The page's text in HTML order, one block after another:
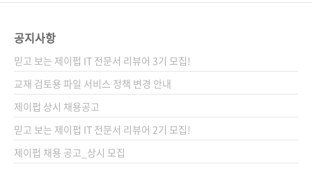
임) ..
일용 게임 제작에 포커스를 맞춘 책이라 많은 독
유니티에 대한 기본적인 소개와 책을 따라 하기
위한 필수 기술들을 익히도록 하고, 이어
Snake, Jumping Owl, Space Adventure,
Sliding Puzzle 게임 프로젝트를 책과 함께 따
라 하며 배울 수 있도록 구성하였..
공지사항
믿고 보는 제이펍 IT 전문서 리뷰어 3기 모집!
교재 검토용 파일 서비스 정책 변경 안내
제이펍 상시 채용공고
믿고 보는 제이펍 IT 전문서 리뷰어 2기 모집!
제이펍 채용 공고_상시 모집